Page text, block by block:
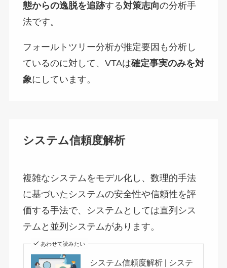
態からの逸脱を追跡する対策志向の分析手
法です。
フォールトツリー分析が推定要因も分析し
ているのに対して、VTAは確定事実のみを対
象にしています。
システム信頼度解析
複雑なシステムをモデル化し、数理的手法
に基づいたシステムの安全性や信頼性を評
価する手法で、システムとしては直列シス
テムと並列システムがあります。
あわせて読みたい
システム信頼度解析 | システ